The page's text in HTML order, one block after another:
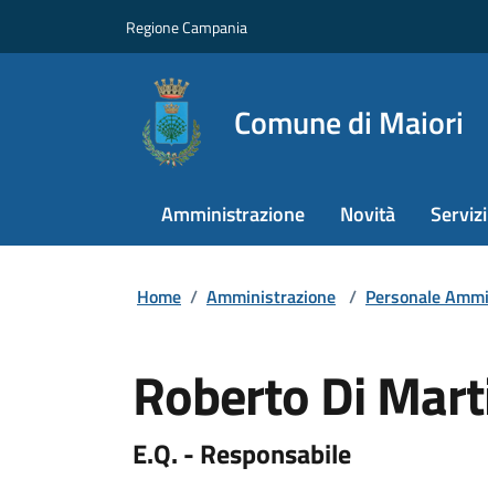
Regione Campania
Comune di Maiori
Amministrazione Novità Servizi
Home / Amministrazione / Personale
Roberto Di
E.Q. - Responsabile